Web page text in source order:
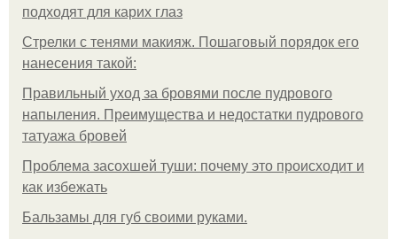
подходят для карих глаз
Стрелки с тенями макияж. Пошаговый порядок его
нанесения такой:
Правильный уход за бровями после пудрового
напыления. Преимущества и недостатки пудрового
татуажа бровей
Проблема засохшей туши: почему это происходит и
как избежать
Бальзамы для губ своими руками.